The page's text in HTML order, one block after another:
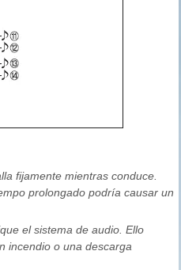
fijamente mientras conduce.
prolongado podría causar un
el sistema de audio. Ello
incendio o una descarga